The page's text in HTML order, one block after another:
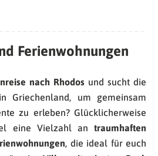
Ferienwohnungen
nach Rhodos und sucht die
Griechenland, um gemeinsam
zu erleben? Glücklicherweise
eine Vielzahl an traumhaften
, die ideal für euch